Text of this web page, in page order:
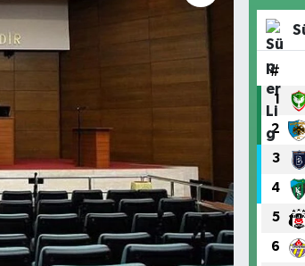
#
1
2
3
4
5
6